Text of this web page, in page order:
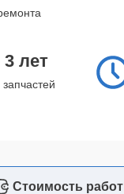
лет
Стоимость работ